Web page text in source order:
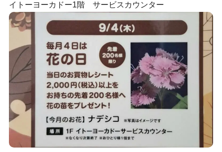
イトーヨーカドー1階 サービスカウンター